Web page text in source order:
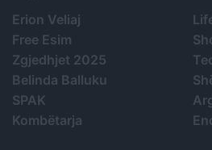
Erion Veliaj
Free Esim
Zgjedhjet 2025
Belinda Balluku
SPAK
Kombëtarja